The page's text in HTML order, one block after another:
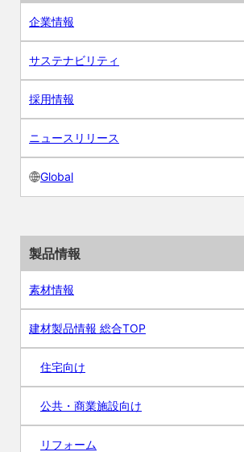
企業情報
サステナビリティ
採用情報
ニュースリリース
Global
製品情報
素材情報
建材製品情報 総合TOP
住宅向け
公共・商業施設向け
リフォーム